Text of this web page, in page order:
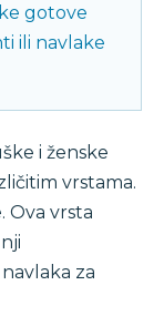
gotove
ili navlake
i ženske
vrstama.
Ova vrsta
za